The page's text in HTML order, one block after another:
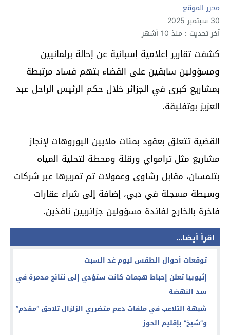
محرر الموقع
30 سبتمبر 2025
آخر تحديث : منذ 10 أشهر
كشفت تقارير إعلامية إسبانية عن إحالة برلمانيين
ومسؤولين سابقين على القضاء بتهم فساد مرتبطة
بمشاريع كبرى في الجزائر خلال حكم الرئيس الراحل عبد
العزيز بوتفليقة.
القضية تتعلق بعقود بمئات ملايين اليوروهات لإنجاز
مشاريع مثل ترامواي ورقلة ومحطة لتحلية المياه
بتلمسان، مقابل رشاوى وعمولات تم تمريرها عبر شركات
وسيطة مسجلة في دبي، إضافة إلى شراء عقارات
فاخرة بالخارج لفائدة مسؤولين جزائريين نافذين.
اقرأ أيضا...
توقعات أحوال الطقس ليوم غد السبت
إثيوبيا تعلن إحباط هجمات كانت ستؤدي إلى نتائج مدمرة في
سد النهضة
شبهة التلاعب في ملفات دعم متضرري الزلزال تلاحق “مقدم”
و”شيخ” بإقليم الحوز